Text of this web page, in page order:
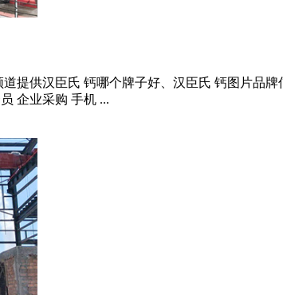
提供汉臣氏 钙哪个牌子好、汉臣氏 钙图片品
企业采购 手机 ...